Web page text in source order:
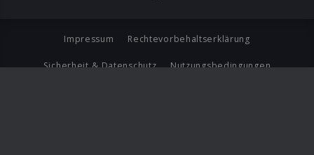
Impressum Rechtevorbehaltserklärung
Sicherheit & Datenschutz Nutzungsbedingungen